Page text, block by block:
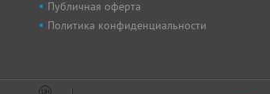
Публичная оферта
Политика конфиденциальности